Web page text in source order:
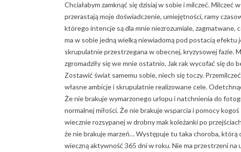
Chciałabym zamknąć się dzisiaj w sobie i milczeć.
przerastają moje doświadczenie, umiejętności, ramy
którego intencje są dla mnie niezrozumiale,
ma w sobie jedną wielką niewiadomą pod postacią
skrupulatnie przestrzegana w obecnej, kryzysowej fazie.
zgromadziły się we mnie ostatnio. Jak rak wycofać się do
Zostawić świat samemu sobie, niech się toczy.
własne ambicje i skrupulatnie realizowane cele.
Że nie brakuje wymarzonego urlopu i natchnienia do
normalnej miłości. Że nie brakuje wsparcia i pomocy
wiecznie rozsypanej w drobny mak koleżanki po
że nie brakuje marzeń… Występuje tu taka choroba, którą
wieczną aktywność 365 dni w roku. Nie ma przestrzeni